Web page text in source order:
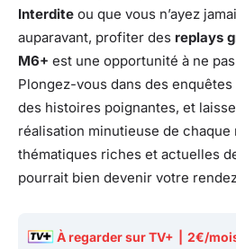
Interdite ou que vous n’ayez
auparavant, profiter des replays
M6+ est une opportunité à ne
Plongez-vous dans des
des histoires poignantes, et
réalisation minutieuse de
thématiques riches et actuelles
pourrait bien devenir votre
À regarder sur TV+ 2€/